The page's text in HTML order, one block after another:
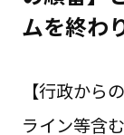
ムを終わ
【行政か
ライン等含